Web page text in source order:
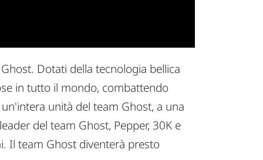
Dotati della tecnologia bellica
in tutto il mondo, combattendo
unità del team Ghost, a una
del team Ghost, Pepper, 30K e
Il team Ghost diventerà presto